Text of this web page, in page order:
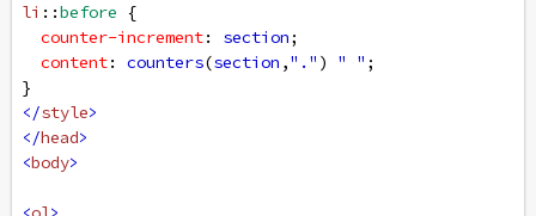
li ::before {
counter-increment: section;
content: counters(section ,"." ) " " ;
}
</style>
</head>
<body>